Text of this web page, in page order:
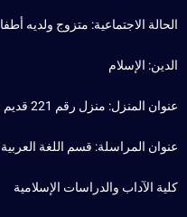
الحالة الاجتماعية: متزوج ولديه
الدين: الإسلام
عنوان المنزل: منزل رقم 221 قديم عقارات المطار، سوكوتو
عنوان المراسلة: قسم اللغة
كلية الآداب والدراسات الإسلامية